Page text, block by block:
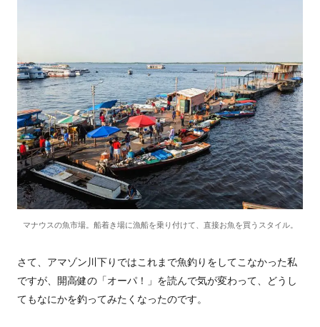
マナウスの魚市場。船着き場に漁船を乗り付けて、直接お魚を買うスタイル。
さて、アマゾン川下りではこれまで魚釣りをしてこなかった私
ですが、開高健の「オーパ！」を読んで気が変わって、どうし
てもなにかを釣ってみたくなったのです。